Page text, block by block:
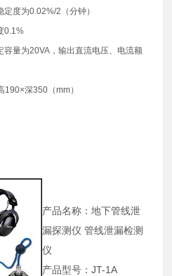
度为0.02%/2（分钟）
0.1%
量为20VA，输出直流电压、电流额
深350（mm）
产品名称：地下管线泄
漏探测仪 管线泄漏检测
仪
产品型号：JT-1A